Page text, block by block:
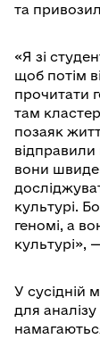
та
«Я зі
щоб потім
прочитати
там
позаяк
вони
культурі.
геномі, а
культурі»,
У сусідній
для